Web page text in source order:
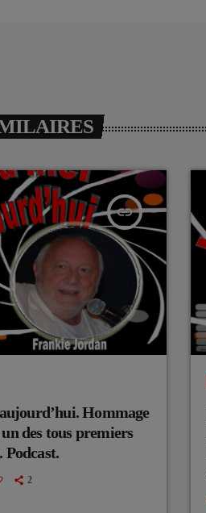
insert_link
Hommage
des tous premiers
Podcast.
2